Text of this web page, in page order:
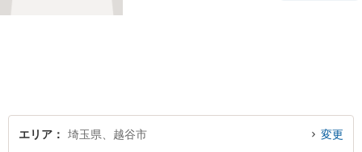
エリア 埼玉県、越谷市 変更